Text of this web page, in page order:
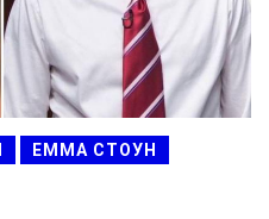
ЕММА СТОУН